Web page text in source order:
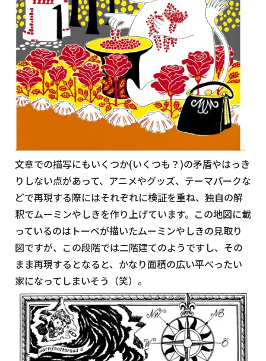
文章での描写にもいくつか(いくつも？)の矛盾やはっき
りしない点があって、アニメやグッズ、テーマパークな
どで再現する際にはそれぞれに検証を重ね、独自の解
釈でムーミンやしきを作り上げています。この地図に載
っているのはトーベが描いたムーミンやしきの見取り
図ですが、この段階では二階建てのようですし、その
まま再現するとなると、かなり面積の広い平べったい
家になってしまいそう（笑）。